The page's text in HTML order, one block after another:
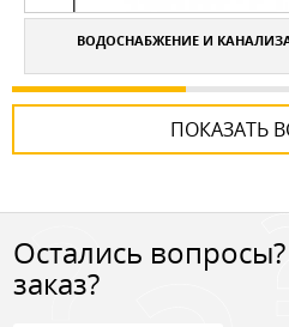
ВОДОСНАБЖЕНИЕ И
ПОКАЗАТЬ
Остались
заказ?